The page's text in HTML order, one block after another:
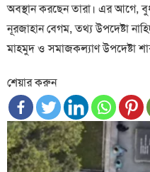
অবস্থান করছেন তারা। এর আগে,
নূরজাহান বেগম, তথ্য উপদেষ্টা
মাহমুদ ও সমাজকল্যাণ উপদেষ্টা
শেয়ার করুন